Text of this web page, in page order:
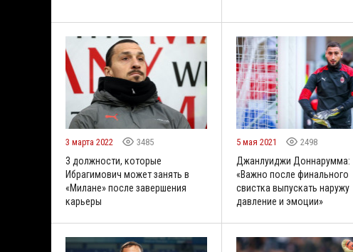
3 марта 2022 3485
3 должности, которые
Ибрагимович может занять в
«Милане» после завершения
карьеры
5 мая 2021 2498
Джанлуиджи Доннарумма:
«Важно после финального
свистка выпускать наружу
давление и эмоции»